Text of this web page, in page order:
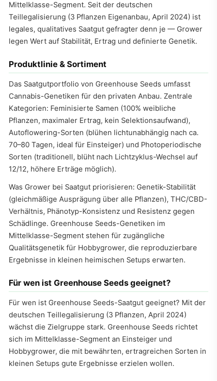
Mittelklasse-Segment. Seit der deutschen
Teillegalisierung (3 Pflanzen Eigenanbau, April 2024) ist
legales, qualitatives Saatgut gefragter denn je — Grower
legen Wert auf Stabilität, Ertrag und definierte Genetik.
Produktlinie & Sortiment
Das Saatgutportfolio von Greenhouse Seeds umfasst
Cannabis-Genetiken für den privaten Anbau. Zentrale
Kategorien: Feminisierte Samen (100% weibliche
Pflanzen, maximaler Ertrag, kein Selektionsaufwand),
Autoflowering-Sorten (blühen lichtunabhängig nach ca.
70–80 Tagen, ideal für Einsteiger) und Photoperiodische
Sorten (traditionell, blüht nach Lichtzyklus-Wechsel auf
12/12, höhere Erträge möglich).
Was Grower bei Saatgut priorisieren: Genetik-Stabilität
(gleichmäßige Ausprägung über alle Pflanzen), THC/CBD-
Verhältnis, Phänotyp-Konsistenz und Resistenz gegen
Schädlinge. Greenhouse Seeds-Genetiken im
Mittelklasse-Segment stehen für zugängliche
Qualitätsgenetik für Hobbygrower, die reproduzierbare
Ergebnisse in kleinen heimischen Setups erwarten.
Für wen ist Greenhouse Seeds geeignet?
Für wen ist Greenhouse Seeds-Saatgut geeignet? Mit der
deutschen Teillegalisierung (3 Pflanzen, April 2024)
wächst die Zielgruppe stark. Greenhouse Seeds richtet
sich im Mittelklasse-Segment an Einsteiger und
Hobbygrower, die mit bewährten, ertragreichen Sorten in
kleinen Setups gute Ergebnisse erzielen wollen.